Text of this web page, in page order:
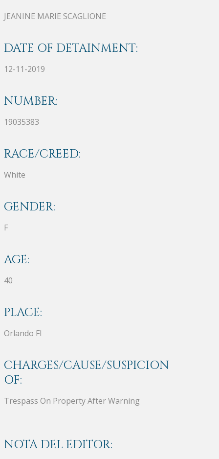
JEANINE MARIE SCAGLIONE
DATE OF DETAINMENT:
12-11-2019
NUMBER:
19035383
RACE/CREED:
White
GENDER:
F
AGE:
40
PLACE:
Orlando Fl
CHARGES/CAUSE/SUSPICION
OF:
Trespass On Property After Warning
NOTA DEL EDITOR: